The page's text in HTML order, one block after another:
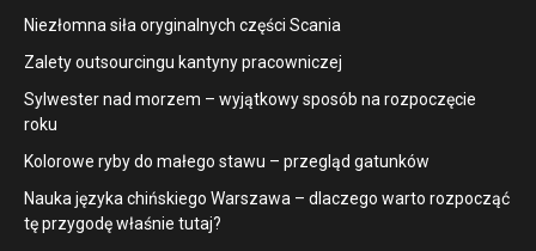
Niezłomna siła oryginalnych części Scania
Zalety outsourcingu kantyny pracowniczej
Sylwester nad morzem – wyjątkowy sposób na rozpoczęcie
roku
Kolorowe ryby do małego stawu – przegląd gatunków
Nauka języka chińskiego Warszawa – dlaczego warto rozpocząć
tę przygodę właśnie tutaj?